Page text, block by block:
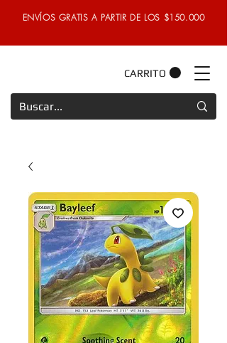
ENVÍOS GRATIS A PARTIR DE LOS $150.000
CARRITO